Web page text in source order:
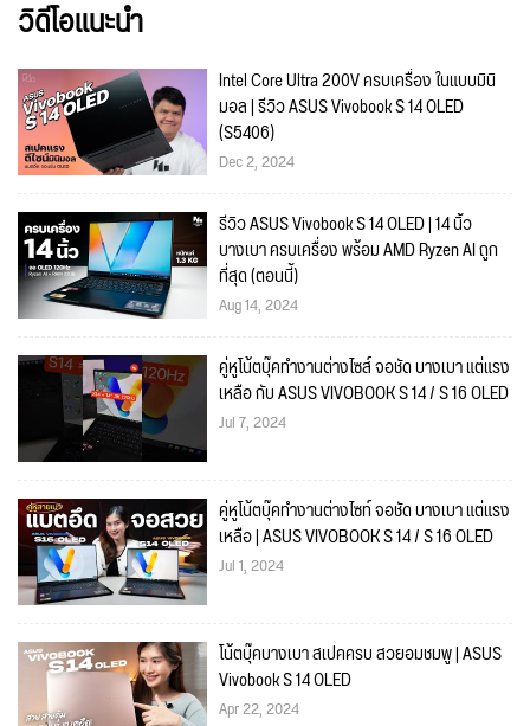
วิดีโอแนะนำ
Intel Core Ultra 200V ครบเครื่อง ในแบบมินิ
มอล | รีวิว ASUS Vivobook S 14 OLED
(S5406)
Dec 2, 2024
รีวิว ASUS Vivobook S 14 OLED | 14 นิ้ว
บางเบา ครบเครื่อง พร้อม AMD Ryzen AI ถูก
ที่สุด (ตอนนี้)
Aug 14, 2024
คู่หูโน้ตบุ๊คทำงานต่างไซส์ จอชัด บางเบา แต่แรง
เหลือ กับ ASUS VIVOBOOK S 14 / S 16 OLED
Jul 7, 2024
คู่หูโน้ตบุ๊คทำงานต่างไซท์ จอชัด บางเบา แต่แรง
เหลือ | ASUS VIVOBOOK S 14 / S 16 OLED
Jul 1, 2024
โน้ตบุ๊คบางเบา สเปคครบ สวยอมชมพู | ASUS
Vivobook S 14 OLED
Apr 22, 2024